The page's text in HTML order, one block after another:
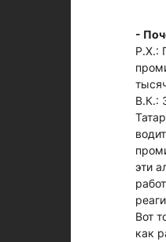
-
Р.Х.:
В.К.:
эти
Вот
как